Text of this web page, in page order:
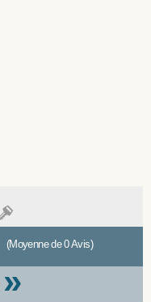
(Moyenne de 0 Avis)
»